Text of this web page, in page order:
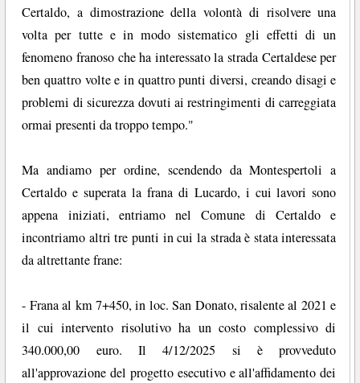
Certaldo, a dimostrazione della volontà di risolvere una
volta per tutte e in modo sistematico gli effetti di un
fenomeno franoso che ha interessato la strada Certaldese per
ben quattro volte e in quattro punti diversi, creando disagi e
problemi di sicurezza dovuti ai restringimenti di carreggiata
ormai presenti da troppo tempo."
Ma andiamo per ordine, scendendo da Montespertoli a
Certaldo e superata la frana di Lucardo, i cui lavori sono
appena iniziati, entriamo nel Comune di Certaldo e
incontriamo altri tre punti in cui la strada è stata interessata
da altrettante frane:
- Frana al km 7+450, in loc. San Donato, risalente al 2021 e
il cui intervento risolutivo ha un costo complessivo di
340.000,00 euro. Il 4/12/2025 si è provveduto
all'approvazione del progetto esecutivo e all'affidamento dei